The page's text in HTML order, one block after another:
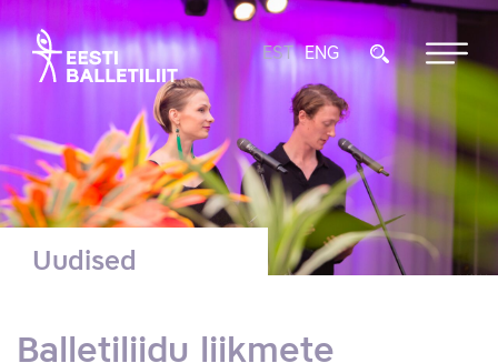
EST ENG
Uudised
Balletiliidu liikmete